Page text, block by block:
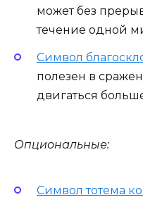
может без
течение одной
Символ
полезен в
двигаться
Опциональные:
Символ тотема